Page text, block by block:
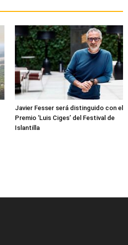
Javier Fesser será distinguido con el
Premio ‘Luis Ciges’ del Festival de
Islantilla